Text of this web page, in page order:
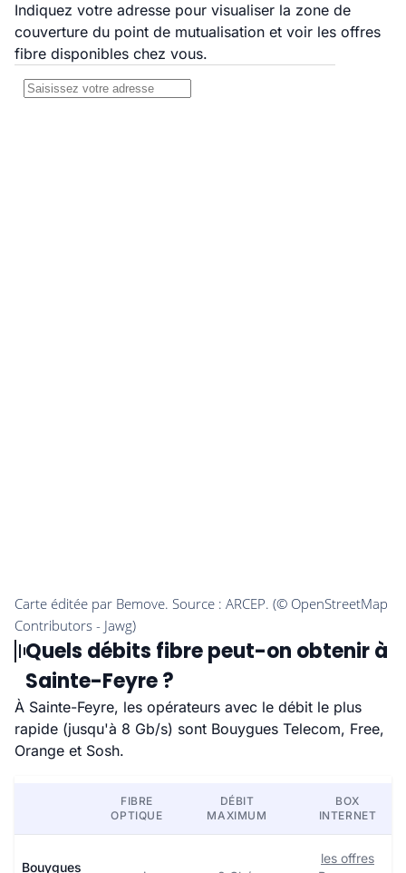
Indiquez votre adresse pour visualiser la zone de
couverture du point de mutualisation et voir les offres
fibre disponibles chez vous.
Quels débits fibre peut-on obtenir à
Sainte-Feyre ?
À Sainte-Feyre, les opérateurs avec le débit le plus
rapide (jusqu'à 8 Gb/s) sont Bouygues Telecom, Free,
Orange et Sosh.
FIBRE
OPTIQUE
DÉBIT
MAXIMUM
BOX
INTERNET
Bouygues
les offres